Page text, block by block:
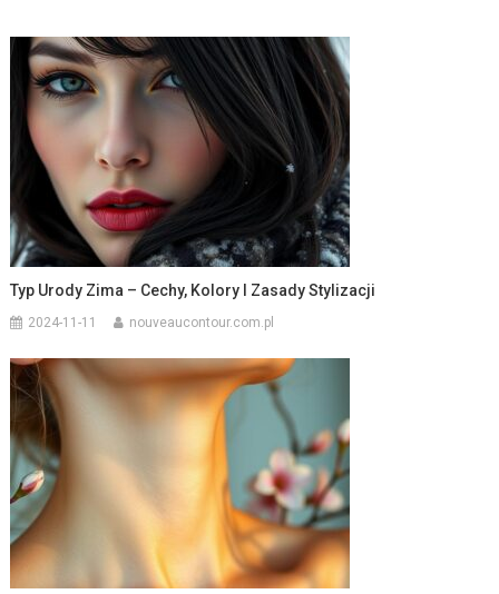
Typ Urody Zima – Cechy, Kolory I Zasady Stylizacji
2024-11-11 nouveaucontour.com.pl